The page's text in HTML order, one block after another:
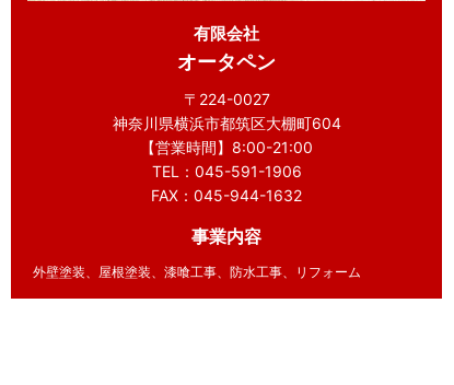
有限会社
オータペン
〒224-0027
神奈川県横浜市都筑区大棚町604
【営業時間】8:00-21:00
TEL：045-591-1906
FAX：045-944-1632
事業内容
外壁塗装、屋根塗装、漆喰工事、防水工事、リフォーム